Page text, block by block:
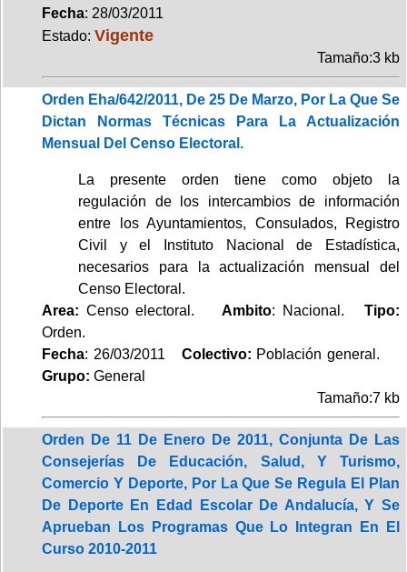
Fecha: 28/03/2011
Estado: Vigente
Tamaño:3 kb
Orden Eha/642/2011, De 25 De Marzo, Por La Que Se
Dictan Normas Técnicas Para La Actualización
Mensual Del Censo Electoral.
La presente orden tiene como objeto la
regulación de los intercambios de información
entre los Ayuntamientos, Consulados, Registro
Civil y el Instituto Nacional de Estadística,
necesarios para la actualización mensual del
Censo Electoral.
Area: Censo electoral. Ambito: Nacional. Tipo:
Orden.
Fecha: 26/03/2011 Colectivo: Población general.
Grupo: General
Tamaño:7 kb
Orden De 11 De Enero De 2011, Conjunta De Las
Consejerías De Educación, Salud, Y Turismo,
Comercio Y Deporte, Por La Que Se Regula El Plan
De Deporte En Edad Escolar De Andalucía, Y Se
Aprueban Los Programas Que Lo Integran En El
Curso 2010-2011